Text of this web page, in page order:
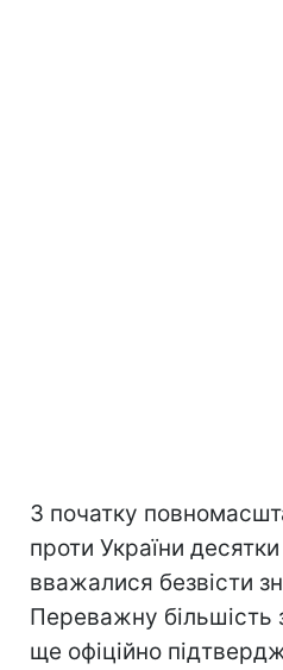
З початку
проти України
вважалися безвісти
Переважну більшість
ще офіційно